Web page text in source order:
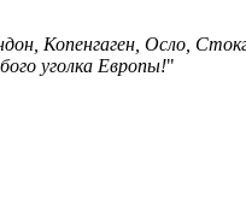
Копенгаген, Осло,
уголка Европы!"